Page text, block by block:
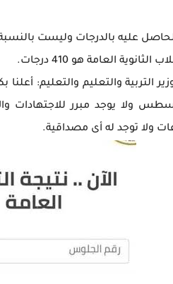
عليه بالدرجات وليست بالنسبة
العامة هو 410 درجات.
ولا يوجد مبرر للاجتهادات
ولا توجد له أى مصداقية.